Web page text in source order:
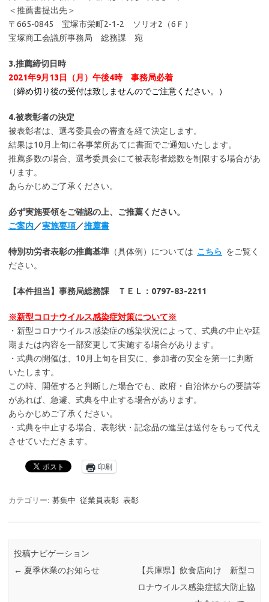
＜推薦書提出先＞
〒665-0845 宝塚市栄町2-1-2 ソリオ2（6Ｆ）
宝塚商工会議所事務局 総務課 宛
3.推薦締切日時
2021年9月13日（月）午後4時 事務局必着
（締め切り後の受付は致しませんのでご注意ください。）
4.被表彰者の決定
被表彰者は、選考委員会の審査を経て決定します。
結果は10月上旬に各事業所あてに書面でご通知いたします。
推薦多数の場合、選考委員会にて被表彰者総数を制限する場合があ
ります。
あらかじめご了承ください。
必ず実施要領をご確認の上、ご推薦ください。
ご案内／実施要項／推薦書
特別功労者表彰の推薦基準 （具体例）については こちら をご覧く
ださい。
【本件担当】事務局総務課 ＴＥＬ：0797-83-2211
※新型コロナウイルス感染症対策について※
・新型コロナウイルス感染症の感染状況によって、式典の中止や延
期または内容を一部変更して実施する場合があります。
・式典の開催は、10月上旬を目安に、参加者の安全を第一に判断
いたします。
この時、開催すると判断した場合でも、政府・自治体からの要請等
があれば、急遽、式典を中止する場合があります。
あらかじめご了承ください。
・式典を中止する場合、表彰状・記念品の進呈は送付をもって代え
させていただきます。
印刷
カテゴリー: 募集中 従業員表彰 表彰
投稿ナビゲーション
← 夏季休業のお知らせ
【兵庫県】飲食店向け 新型コ
ロナウイルス感染症拡大防止協